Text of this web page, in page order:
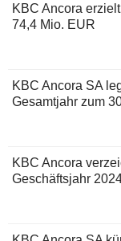
KBC Ancora
74,4 Mio. EUR
KBC Ancora SA
Gesamtjahr zum
KBC Ancora
Geschäftsjahr